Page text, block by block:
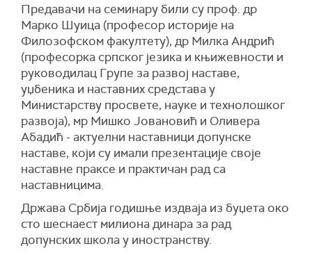
Предавачи на семинару били су проф. др
Марко Шуица (професор историје на
Филозофском факултету), др Милка Андрић
(професорка српског језика и књижевности и
руководилац Групе за развој наставе,
уџбеника и наставних средстава у
Министарству просвете, науке и технолошког
развоја), мр Мишко Јовановић и Оливера
Абадић - актуелни наставници допунске
наставе, који су имали презентације своје
наставне праксе и практичан рад са
наставницима.
Држава Србија годишње издваја из буџета око
сто шеснаест милиона динара за рад
допунских школа у иностранству.